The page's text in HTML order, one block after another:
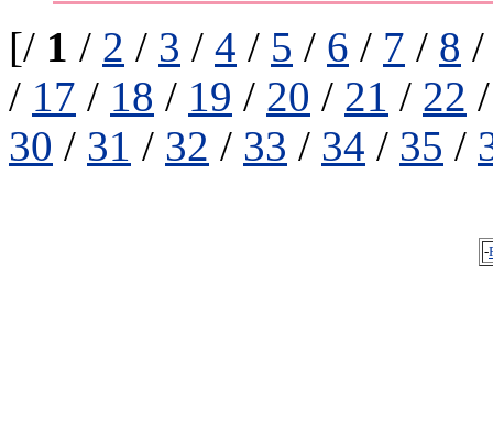
[/ 1 / 2 / 3 / 4 / 5 / 6 / 7 / 8
/ 17 / 18 / 19 / 20 / 21 / 22
30 / 31 / 32 / 33 / 34 / 35 /
-